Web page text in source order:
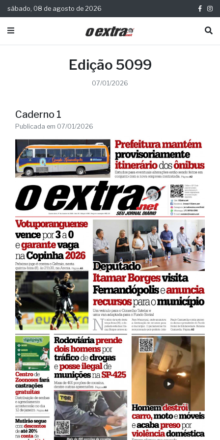
sábado, 08 de agosto de 2026
Edição 5099
07/01/2026
Caderno 1
Publicada em 07/01/2026